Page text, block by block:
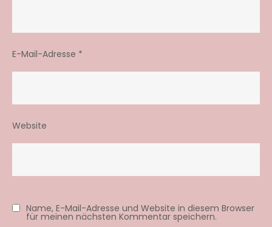
E-Mail-Adresse *
Website
Name, E-Mail-Adresse und Website in diesem Browser
für meinen nächsten Kommentar speichern.